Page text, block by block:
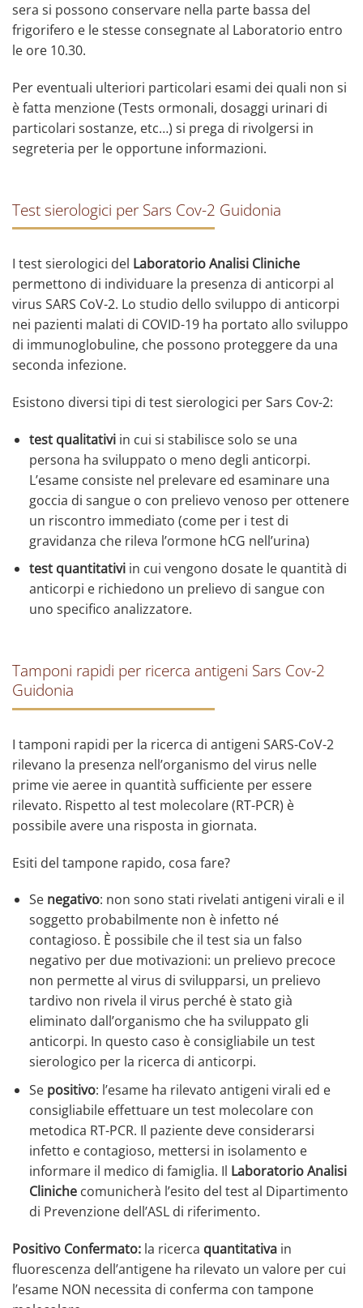
sera si possono conservare nella parte bassa del
frigorifero e le stesse consegnate al Laboratorio entro
le ore 10.30.
Per eventuali ulteriori particolari esami dei quali non si
è fatta menzione (Tests ormonali, dosaggi urinari di
particolari sostanze, etc…) si prega di rivolgersi in
segreteria per le opportune informazioni.
Test sierologici per Sars Cov-2 Guidonia
I test sierologici del Laboratorio Analisi Cliniche
permettono di individuare la presenza di anticorpi al
virus SARS CoV-2. Lo studio dello sviluppo di anticorpi
nei pazienti malati di COVID-19 ha portato allo sviluppo
di immunoglobuline, che possono proteggere da una
seconda infezione.
Esistono diversi tipi di test sierologici per Sars Cov-2:
test qualitativiin cui si stabilisce solo se una
persona ha sviluppato o meno degli anticorpi.
L’esame consiste nel prelevare ed esaminare una
goccia di sangue o con prelievo venoso per ottenere
un riscontro immediato (come per i test di
gravidanza che rileva l’ormone hCG nell’urina)
test quantitativiin cui vengono dosate le quantità di
anticorpi e richiedono un prelievo di sangue con
uno specifico analizzatore.
Tamponi rapidi per ricerca antigeni Sars Cov-2
Guidonia
I tamponi rapidi per la ricerca di antigeni SARS-CoV-2
rilevano la presenza nell’organismo del virus nelle
prime vie aeree in quantità sufficiente per essere
rilevato. Rispetto al test molecolare (RT-PCR) è
possibile avere una risposta in giornata.
Esiti del tampone rapido, cosa fare?
Se negativo: non sono stati rivelati antigeni virali e il
soggetto probabilmente non è infetto né
contagioso. È possibile che il test sia un falso
negativo per due motivazioni: un prelievo precoce
non permette al virus di svilupparsi, un prelievo
tardivo non rivela il virus perché è stato già
eliminato dall’organismo che ha sviluppato gli
anticorpi. In questo caso è consigliabile un test
sierologico per la ricerca di anticorpi.
Se positivo: l’esame ha rilevato antigeni virali ed e
consigliabile effettuare un test molecolare con
metodica RT-PCR. Il paziente deve considerarsi
infetto e contagioso, mettersi in isolamento e
informare il medico di famiglia. Il Laboratorio Analisi
Cliniche comunicherà l’esito del test al Dipartimento
di Prevenzione dell’ASL di riferimento.
Positivo Confermato: la ricerca quantitativa in
fluorescenza dell’antigene ha rilevato un valore per cui
l’esame NON necessita di conferma con tampone